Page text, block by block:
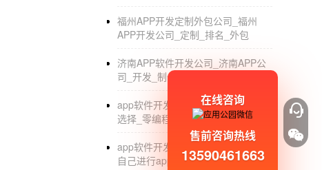
福州APP开发定制外包公司_福州
APP开发公司_定制_排名_外包
济南APP软件开发公司_济南APP公
司_开发_制作_外包
app软件开发价格_app开发公司如何
选择_零编程自己开发app
app软件开发_不用找app开发公司_
自己进行app开发
在线咨询
售前咨询热线
13590461663